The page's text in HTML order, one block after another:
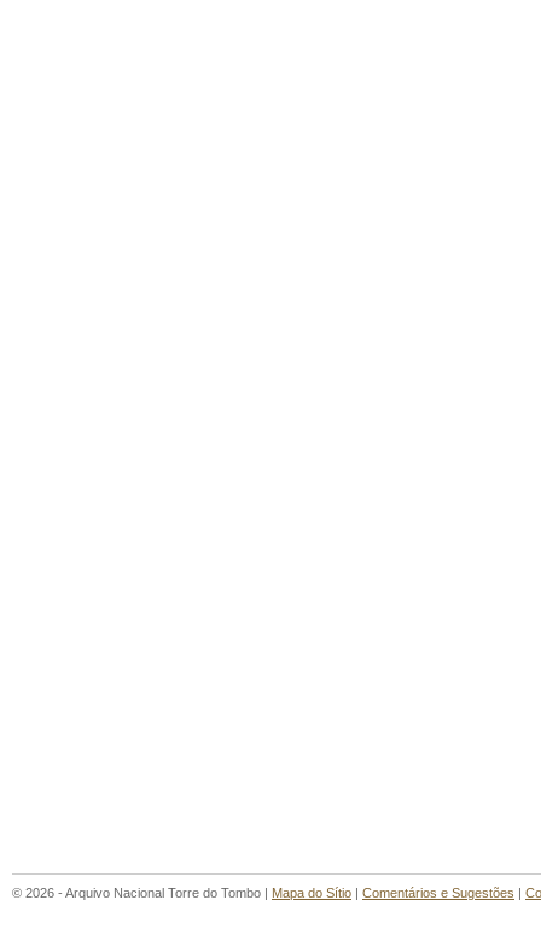
© 2026 - Arquivo Nacional Torre do Tombo | Mapa do Sítio | Comentários e Sugestões |